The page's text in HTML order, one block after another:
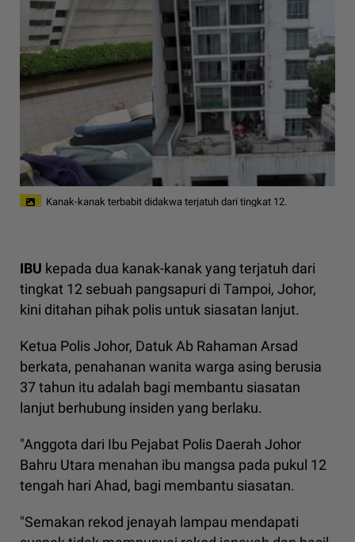
Kanak-kanak terbabit didakwa terjatuh dari tingkat 12.
IBU kepada dua kanak-kanak yang terjatuh dari
tingkat 12 sebuah pangsapuri di Tampoi, Johor,
kini ditahan pihak polis untuk siasatan lanjut.
Ketua Polis Johor, Datuk Ab Rahaman Arsad
berkata, penahanan wanita warga asing berusia
37 tahun itu adalah bagi membantu siasatan
lanjut berhubung insiden yang berlaku.
"Anggota dari Ibu Pejabat Polis Daerah Johor
Bahru Utara menahan ibu mangsa pada pukul 12
tengah hari Ahad, bagi membantu siasatan.
"Semakan rekod jenayah lampau mendapati